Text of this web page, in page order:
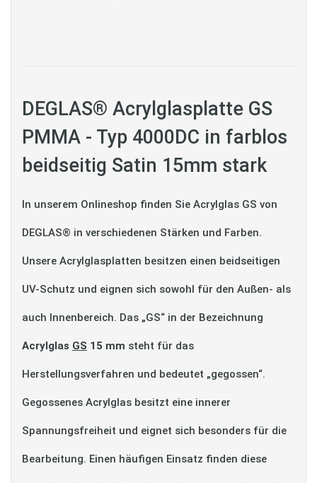
DEGLAS® Acrylglasplatte GS
PMMA - Typ 4000DC in farblos
beidseitig Satin 15mm stark
In unserem Onlineshop finden Sie Acrylglas GS von
DEGLAS® in verschiedenen Stärken und Farben.
Unsere Acrylglasplatten besitzen einen beidseitigen
UV-Schutz und eignen sich sowohl für den Außen- als
auch Innenbereich. Das „GS“ in der Bezeichnung
Acrylglas GS 15 mm steht für das
Herstellungsverfahren und bedeutet „gegossen“.
Gegossenes Acrylglas besitzt eine innerer
Spannungsfreiheit und eignet sich besonders für die
Bearbeitung. Einen häufigen Einsatz finden diese